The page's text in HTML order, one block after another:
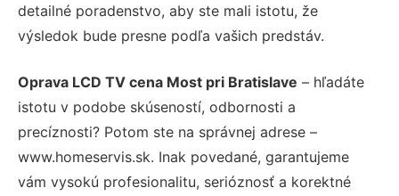
detailné poradenstvo, aby ste mali istotu, že
výsledok bude presne podľa vašich predstáv.
Oprava LCD TV cena Most pri Bratislave – hľadáte
istotu v podobe skúseností, odbornosti a
precíznosti? Potom ste na správnej adrese –
www.homeservis.sk. Inak povedané, garantujeme
vám vysokú profesionalitu, serióznosť a korektné